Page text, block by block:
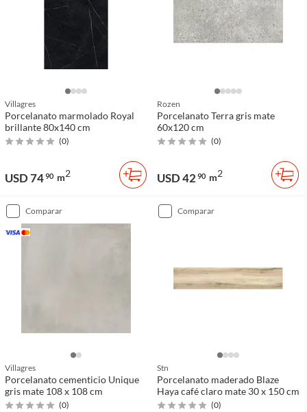
Villagres
Porcelanato marmolado Royal
brillante 80x140 cm
(0)
USD 7490 m2
Rozen
Porcelanato Terra gris mate
60x120 cm
(0)
USD 4290 m2
comparar
Villagres
Porcelanato cementicio Unique
gris mate 108 x 108 cm
(0)
comparar
Stn
Porcelanato maderado Blaze
Haya café claro mate 30 x 150 cm
(0)